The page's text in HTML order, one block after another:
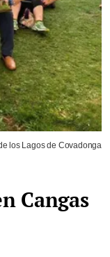
los Lagos de Covadonga
Cangas